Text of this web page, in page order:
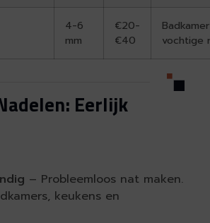
4-6
mm
€20-
€40
vochtige
Eerlijk
– Probleemloos nat maken.
keukens en